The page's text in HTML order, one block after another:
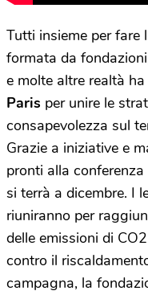
Tutti insieme per fare
formata da
e molte altre realtà
Paris per unire le
consapevolezza sul
Grazie a iniziative e
pronti alla
si terrà a dicembre. I
riuniranno per
delle emissioni di
contro il
campagna, la